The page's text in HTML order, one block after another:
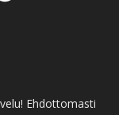
Ehdottomasti